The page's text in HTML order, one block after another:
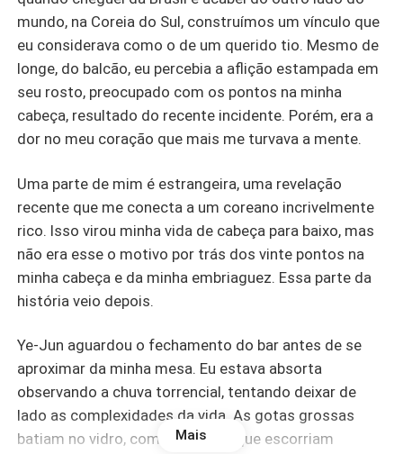
mundo, na Coreia do Sul, construímos um vínculo que
eu considerava como o de um querido tio. Mesmo de
longe, do balcão, eu percebia a aflição estampada em
seu rosto, preocupado com os pontos na minha
cabeça, resultado do recente incidente. Porém, era a
dor no meu coração que mais me turvava a mente.
Uma parte de mim é estrangeira, uma revelação
recente que me conecta a um coreano incrivelmente
rico. Isso virou minha vida de cabeça para baixo, mas
não era esse o motivo por trás dos vinte pontos na
minha cabeça e da minha embriaguez. Essa parte da
história veio depois.
Ye-Jun aguardou o fechamento do bar antes de se
aproximar da minha mesa. Eu estava absorta
observando a chuva torrencial, tentando deixar de
lado as complexidades da vida. As gotas grossas
batiam no vidro, como lágrimas que escorriam
Mais